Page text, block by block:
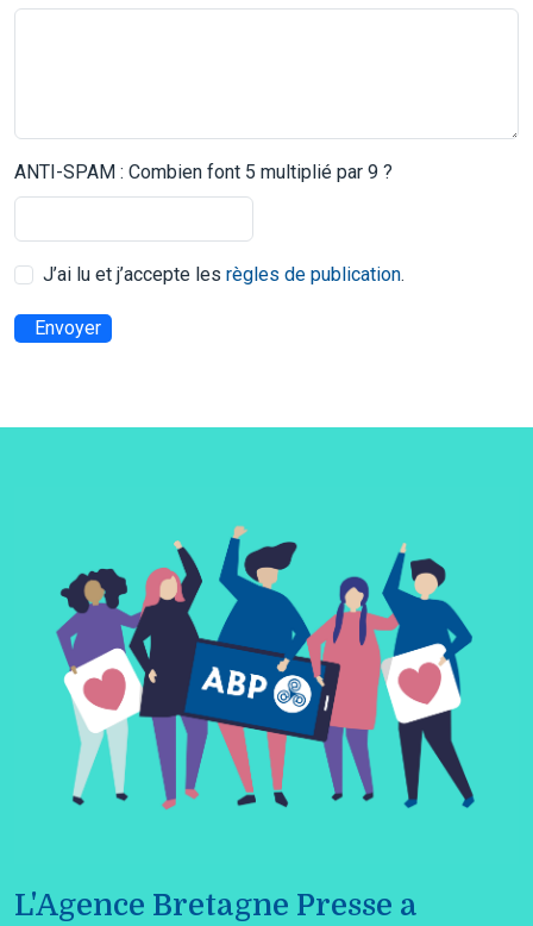
ANTI-SPAM : Combien font 5 multiplié par 9 ?
J’ai lu et j’accepte les règles de publication.
Envoyer
L'Agence Bretagne Presse a